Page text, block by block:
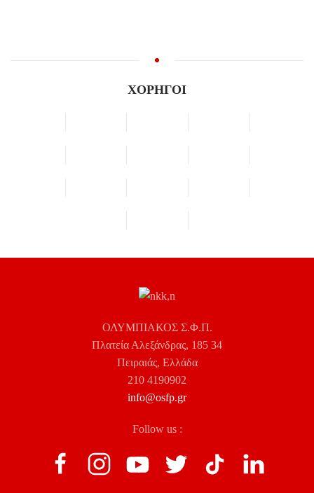
ΧΟΡΗΓΟΙ
ΟΛΥΜΠΙΑΚΟΣ Σ.Φ.Π.
Πλατεία Αλεξάνδρας, 185 34
Πειραιάς, Ελλάδα
210 4190902
info@osfp.gr
Follow us :